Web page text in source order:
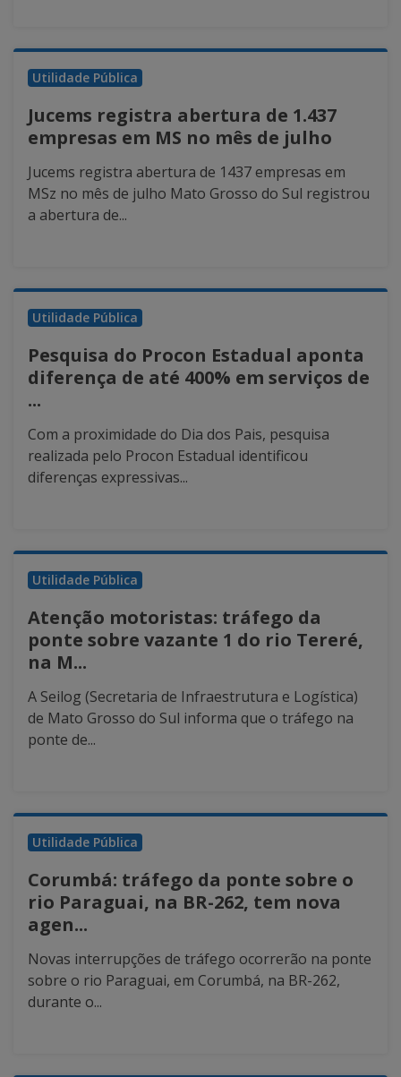
Utilidade Pública
Jucems registra abertura de 1.437
empresas em MS no mês de julho
Jucems registra abertura de 1437 empresas em
MSz no mês de julho Mato Grosso do Sul registrou
a abertura de...
Utilidade Pública
Pesquisa do Procon Estadual aponta
diferença de até 400% em serviços de
...
Com a proximidade do Dia dos Pais, pesquisa
realizada pelo Procon Estadual identificou
diferenças expressivas...
Utilidade Pública
Atenção motoristas: tráfego da
ponte sobre vazante 1 do rio Tereré,
na M...
A Seilog (Secretaria de Infraestrutura e Logística)
de Mato Grosso do Sul informa que o tráfego na
ponte de...
Utilidade Pública
Corumbá: tráfego da ponte sobre o
rio Paraguai, na BR-262, tem nova
agen...
Novas interrupções de tráfego ocorrerão na ponte
sobre o rio Paraguai, em Corumbá, na BR-262,
durante o...